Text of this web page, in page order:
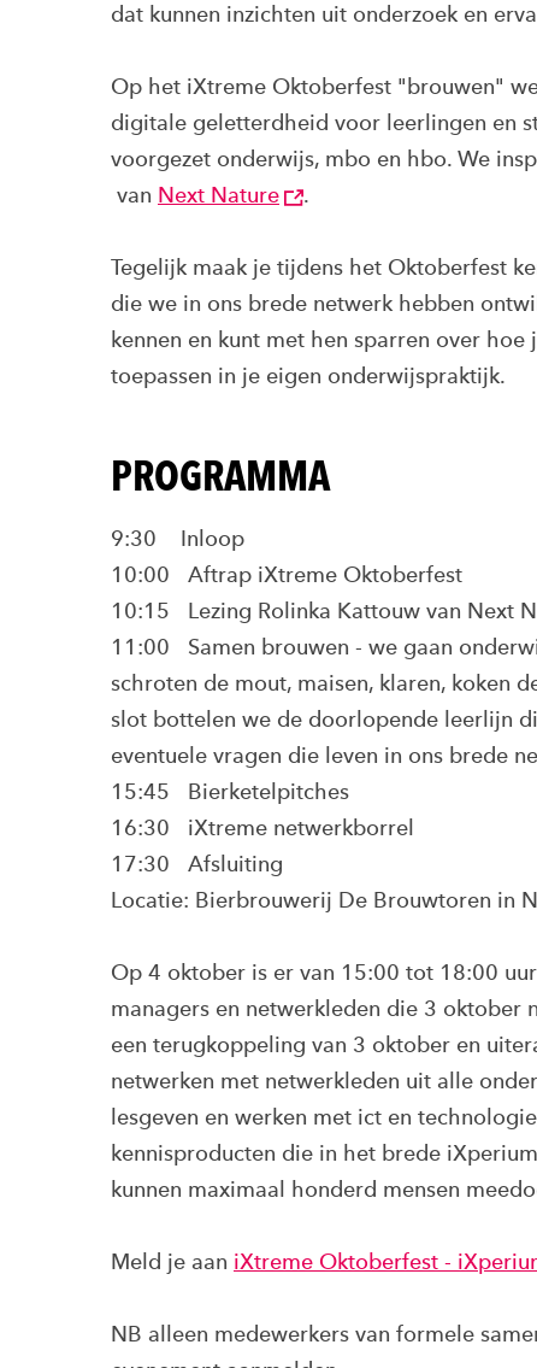
dat kunnen inzichten uit onderzoek en
Op het iXtreme Oktoberfest "brouwen"
digitale geletterdheid voor leerlingen en
voorgezet onderwijs, mbo en hbo. We
van Next Nature .
Tegelijk maak je tijdens het Oktoberfest
die we in ons brede netwerk hebben
kennen en kunt met hen sparren over
toepassen in je eigen onderwijspraktijk.
PROGRAMMA
9:30 Inloop
10:00 Aftrap iXtreme Oktoberfest
10:15 Lezing Rolinka Kattouw van Next
11:00 Samen brouwen - we gaan
schroten de mout, maisen, klaren, koken
slot bottelen we de doorlopende leerlijn
eventuele vragen die leven in ons brede
15:45 Bierketelpitches
16:30 iXtreme netwerkborrel
17:30 Afsluiting
Locatie: Bierbrouwerij De Brouwtoren in
Op 4 oktober is er van 15:00 tot 18:00
managers en netwerkleden die 3 oktober
een terugkoppeling van 3 oktober en
netwerken met netwerkleden uit alle
lesgeven en werken met ict en
kennisproducten die in het brede
kunnen maximaal honderd mensen
Meld je aan iXtreme Oktoberfest -
NB alleen medewerkers van formele